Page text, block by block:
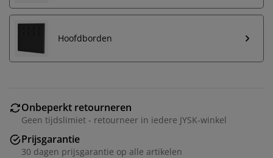
Hoofdborden
Onbeperkt retourneren
Geen tijdslimiet - retourneer in iedere JYSK-winkel
Prijsgarantie
30 dagen prijsgarantie op alle artikelen